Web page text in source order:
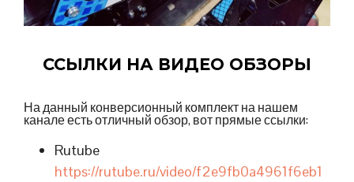
ССЫЛКИ НА ВИДЕО ОБЗОРЫ
На данный конверсионный комплект на нашем
канале есть отличный обзор, вот прямые ссылки:
Rutube
https://rutube.ru/video/f2e9fb0a4961f6eb1